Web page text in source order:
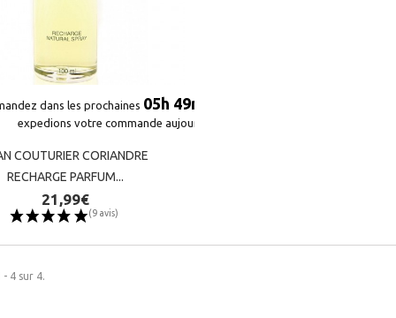
dans les prochaines 05h 49m 36s
expedions votre commande aujourd'hui*
COUTURIER CORIANDRE
RECHARGE PARFUM...
21,99€
dans les prochaines 05h 49m 36s
expedions votre commande aujourd'hui*
COUTURIER CORIANDRE
RECHARGE PARFUM...
21,99€
- 4 sur 4.